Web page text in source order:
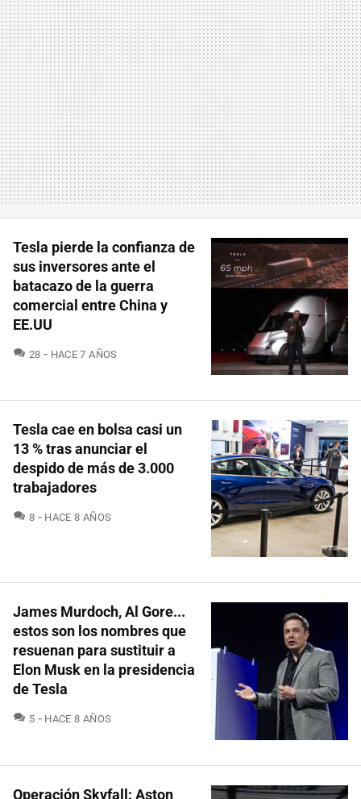
Tesla pierde la confianza de
sus inversores ante el
batacazo de la guerra
comercial entre China y
EE.UU
28 COMENTARIOS
HACE 7 AÑOS
Tesla cae en bolsa casi un
13 % tras anunciar el
despido de más de 3.000
trabajadores
8 COMENTARIOS
HACE 8 AÑOS
James Murdoch, Al Gore...
estos son los nombres que
resuenan para sustituir a
Elon Musk en la presidencia
de Tesla
5 COMENTARIOS
HACE 8 AÑOS
Operación Skyfall: Aston